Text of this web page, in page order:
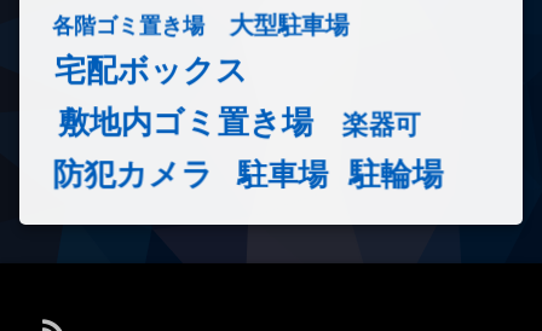
各階ゴミ置き場 大型駐車場
宅配ボックス
敷地内ゴミ置き場
楽器可
防犯カメラ 駐車場 駐輪場